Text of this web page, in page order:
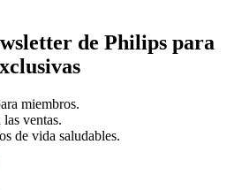
de Philips para
miembros.
ventas.
de vida saludables.